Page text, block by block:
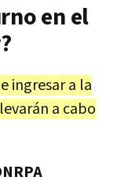
en el
ingresar a la
a cabo